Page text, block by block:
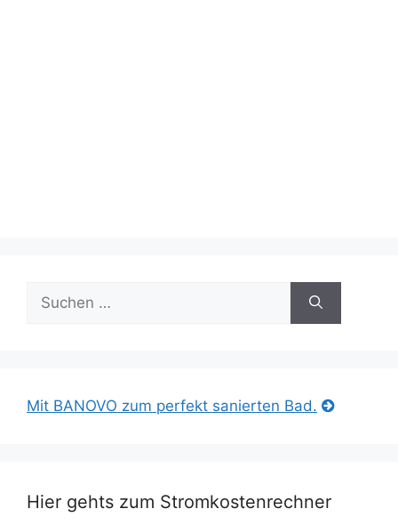
nach:
Mit BANOVO zum perfekt sanierten Bad.
Hier gehts zum Stromkostenrechner